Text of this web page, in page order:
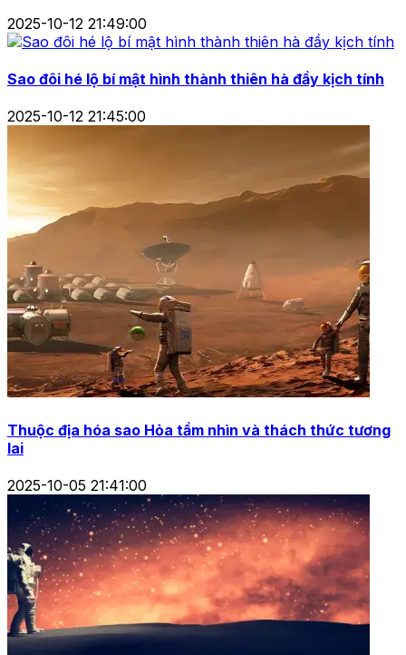
2025-10-12 21:49:00
Sao đôi hé lộ bí mật hình thành thiên hà đầy kịch tính
2025-10-12 21:45:00
Thuộc địa hóa sao Hỏa tầm nhìn và thách thức tương
lai
2025-10-05 21:41:00